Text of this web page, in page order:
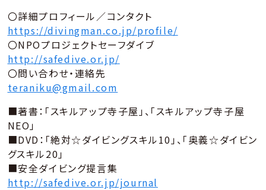
〇詳細プロフィール／コンタクト
https://divingman.co.jp/profile/
〇NPOプロジェクトセーフダイブ
http://safedive.or.jp/
〇問い合わせ・連絡先
teraniku@gmail.com
■著書：「スキルアップ寺子屋」、「スキルアップ寺子屋
NEO」
■DVD：「絶対☆ダイビングスキル10」、「奥義☆ダイビン
グスキル20」
■安全ダイビング提言集
http://safedive.or.jp/journal